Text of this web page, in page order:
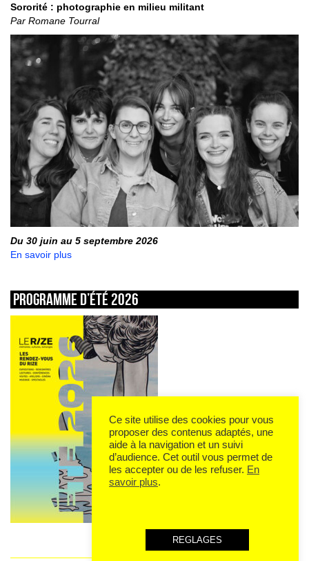
Sororité : photographie en milieu militant
Par Romane Tourral
Du 30 juin au 5 septembre 2026
En savoir plus
Programme d’été 2026
Ce site utilise des cookies pour vous
proposer des contenus adaptés, une
aide à la navigation et un suivi
d’audience. Cet outil vous permet de
les accepter ou de les refuser. En
savoir plus.
REGLAGES